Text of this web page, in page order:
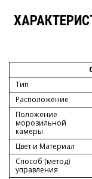
Тип
Расположение
Положение
морозильной
камеры
Цвет и Материал
Способ (метод)
управления